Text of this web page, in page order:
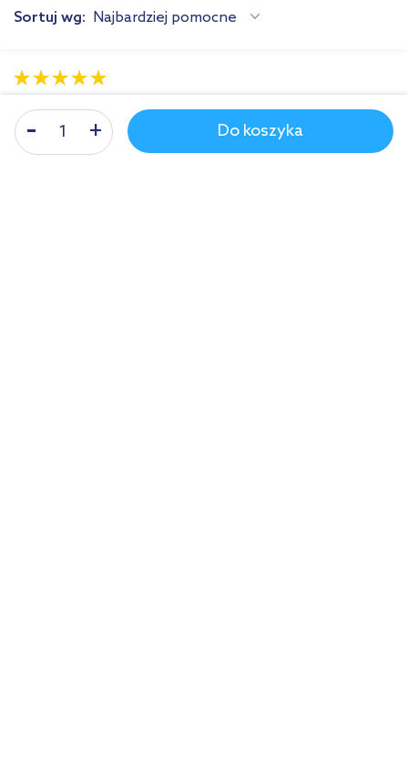
Do koszyka
Sortuj wg: Najbardziej pomocne
Produkt spełnił moje oczekiwania. Jest dobrze
wykonany, wygląda pięknie i zajmuje mało miejsca.